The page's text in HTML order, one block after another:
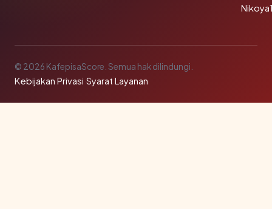
© 2026 KafepisaScore. Semua hak dilindungi.
Kebijakan Privasi·Syarat Layanan